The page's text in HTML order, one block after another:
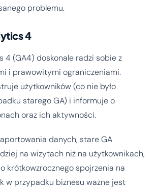
problemu.
4
4 (GA4) doskonale radzi sobie z
i prawowitymi ograniczeniami.
użytkowników (co nie było
starego GA) i informuje o
oraz ich aktywności.
danych, stare GA
na wizytach niż na użytkownikach,
krótkowzrocznego spojrzenia na
w przypadku biznesu ważne jest